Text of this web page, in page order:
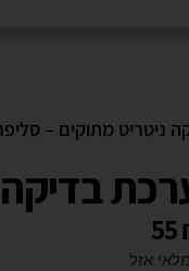
ניטריט מתוקים –
55
אזל